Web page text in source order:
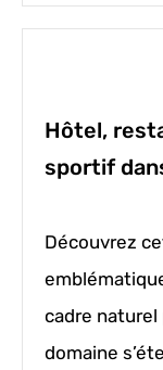
Hôtel,
sportif
Découvrez
cadre naturel
domaine